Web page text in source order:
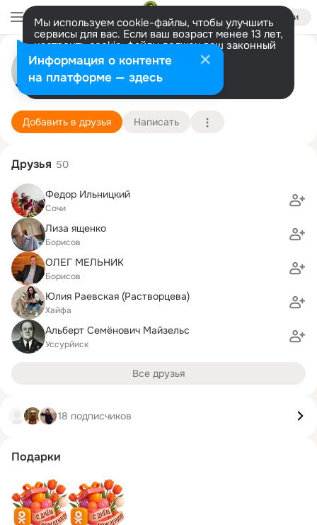
Войти
Мы используем cookie-файлы, чтобы улучшить
сервисы для вас. Если ваш возраст менее 13 лет,
настроить cookie-файлы должен ваш законный
представитель. Больше информации
Разрешить все Настроить
Nella Maizels
Haifa 31 мая (55 лет)
Подробнее
Добавить в друзья Написать
Друзья 50
Федор Ильницкий
Сочи
Лиза ященко
Борисов
ОЛЕГ МЕЛЬНИК
Борисов
Юлия Раевская (Растворцева)
Хайфа
Альберт Семёнович Майзельс
Уссурйиск
Все друзья
18 подписчиков
Подарки
Информация о контенте
на платформе — здесь